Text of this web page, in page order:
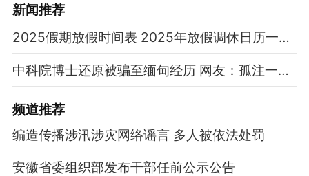
新闻推荐
2025假期放假时间表 2025年放假调休日历一览表
中科院博士还原被骗至缅甸经历 网友：孤注一掷现实版
频道推荐
编造传播涉汛涉灾网络谣言 多人被依法处罚
安徽省委组织部发布干部任前公示公告